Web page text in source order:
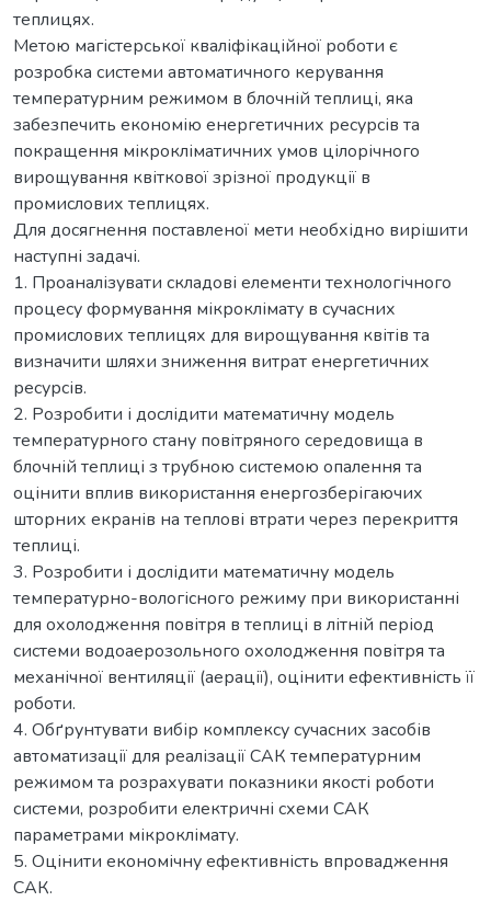
теплицях.
Метою магістерської кваліфікаційної роботи є
розробка системи автоматичного керування
температурним режимом в блочній теплиці, яка
забезпечить економію енергетичних ресурсів та
покращення мікрокліматичних умов цілорічного
вирощування квіткової зрізної продукції в
промислових теплицях.
Для досягнення поставленої мети необхідно вирішити
наступні задачі.
1. Проаналізувати складові елементи технологічного
процесу формування мікроклімату в сучасних
промислових теплицях для вирощування квітів та
визначити шляхи зниження витрат енергетичних
ресурсів.
2. Розробити і дослідити математичну модель
температурного стану повітряного середовища в
блочній теплиці з трубною системою опалення та
оцінити вплив використання енергозберігаючих
шторних екранів на теплові втрати через перекриття
теплиці.
3. Розробити і дослідити математичну модель
температурно-вологісного режиму при використанні
для охолодження повітря в теплиці в літній період
системи водоаерозольного охолодження повітря та
механічної вентиляції (аерації), оцінити ефективність її
роботи.
4. Обґрунтувати вибір комплексу сучасних засобів
автоматизації для реалізації САК температурним
режимом та розрахувати показники якості роботи
системи, розробити електричні схеми САК
параметрами мікроклімату.
5. Оцінити економічну ефективність впровадження
САК.